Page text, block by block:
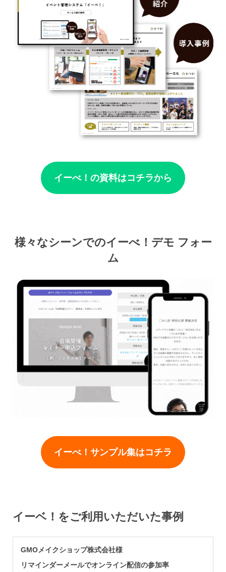
イーべ！の資料はコチラから
様々なシーンでのイーべ！デモ フォー
ム
イーべ！サンプル集はコチラ
イーベ！をご利用いただいた事例
GMOメイクショップ株式会社様
リマインダーメールでオンライン配信の参加率